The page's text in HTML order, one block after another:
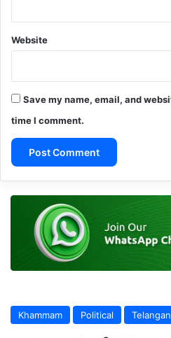
Website
Save my name, email, and
time I comment.